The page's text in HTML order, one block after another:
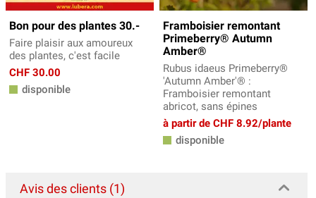
Bon pour des plantes 30.-
Faire plaisir aux amoureux
des plantes, c'est facile
CHF 30.00
disponible
Framboisier remontant
Primeberry® Autumn
Amber®
Rubus idaeus Primeberry®
'Autumn Amber'® :
Framboisier remontant
abricot, sans épines
à partir de CHF 8.92/plante
disponible
Avis des clients (1)